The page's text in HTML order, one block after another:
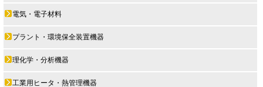
電気・電子材料
プラント・環境保全装置機器
理化学・分析機器
工業用ヒータ・熱管理機器